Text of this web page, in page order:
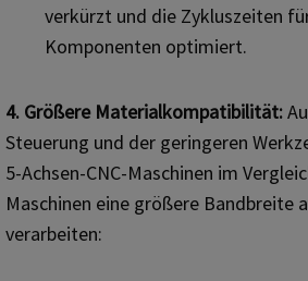
verkürzt und die Zykluszeiten
Komponenten optimiert.
4. Größere Materialkompatibilität:
Steuerung und der geringeren
5-Achsen-CNC-Maschinen im
Maschinen eine größere Bandbreite
verarbeiten: